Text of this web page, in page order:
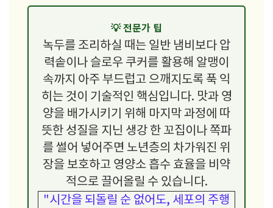
💡 전문가 팁
녹두를 조리하실 때는 일반 냄비보다 압
력솥이나 슬로우 쿠커를 활용해 알맹이
속까지 아주 부드럽고 으깨지도록 푹 익
히는 것이 기술적인 핵심입니다. 맛과 영
양을 배가시키기 위해 마지막 과정에 따
뜻한 성질을 지닌 생강 한 꼬집이나 쪽파
를 썰어 넣어주면 노년층의 차가워진 위
장을 보호하고 영양소 흡수 효율을 비약
적으로 끌어올릴 수 있습니다.
"시간을 되돌릴 순 없어도, 세포의 주행